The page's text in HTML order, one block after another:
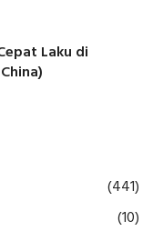
Laku di
(441)
(10)